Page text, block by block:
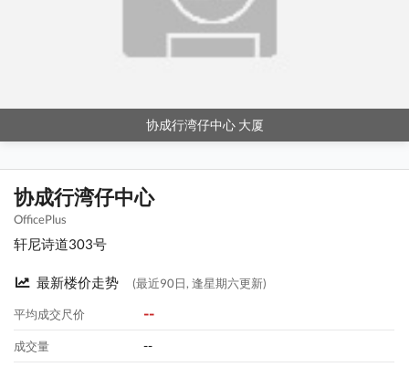
协成行湾仔中心 大厦
协成行湾仔中心
OfficePlus
轩尼诗道303号
最新楼价走势 (最近90日, 逢星期六更新)
平均成交尺价 --
成交量 --